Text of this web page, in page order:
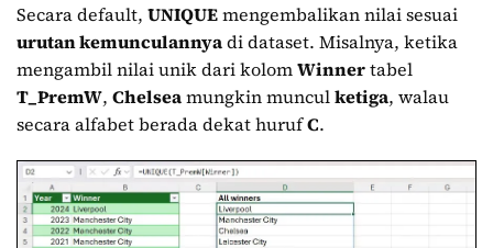
Secara default, UNIQUEmengembalikan nilai sesuai
urutan kemunculannyadi dataset. Misalnya, ketika
mengambil nilai unik dari kolomWinnertabel
T_PremW, Chelseamungkin munculketiga, walau
secara alfabet berada dekat hurufC.